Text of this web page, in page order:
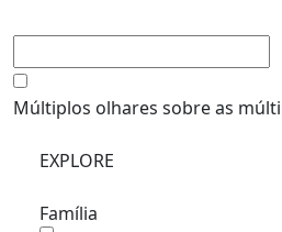
Múltiplos olhares sobre as
EXPLORE
Família